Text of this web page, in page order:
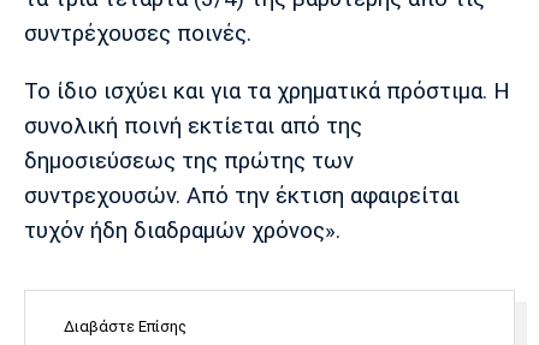
συντρέχουσες ποινές.
Το ίδιο ισχύει και για τα χρηματικά πρόστιμα. Η
συνολική ποινή εκτίεται από της
δημοσιεύσεως της πρώτης των
συντρεχουσών. Από την έκτιση αφαιρείται
τυχόν ήδη διαδραμών χρόνος».
Διαβάστε Επίσης